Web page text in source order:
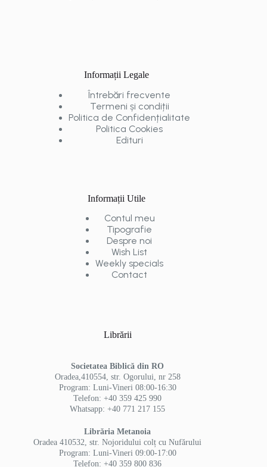
Informații Legale
Întrebări frecvente
Termeni și condiții
Politica de Confidențialitate
Politica Cookies
Edituri
Informații Utile
Contul meu
Tipografie
Despre noi
Wish List
Weekly specials
Contact
Librării
Societatea Biblică din RO
Oradea,410554, str. Ogorului, nr 258
Program: Luni-Vineri 08:00-16:30
Telefon: +40 359 425 990
Whatsapp: +40 771 217 155
Librăria Metanoia
Oradea 410532, str. Nojoridului colț cu Nufărului
Program: Luni-Vineri 09:00-17:00
Telefon: +40 359 800 836